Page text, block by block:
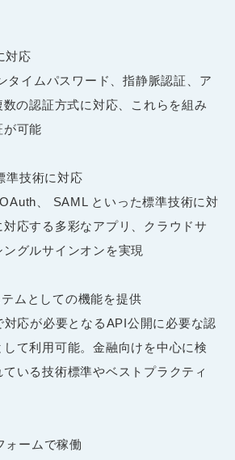
対応
タイムパスワード、指静脈認証、ア
の認証方式に対応、これらを組み
が可能
準技術に対応
、 SAML といった標準技術に対
応する多彩なアプリ、クラウドサ
グルサインオンを実現
ムとしての機能を提供
対応が必要となるAPI公開に必要な認
て利用可能。金融向けを中心に検
いる技術標準やベストプラクティ
ォームで稼働